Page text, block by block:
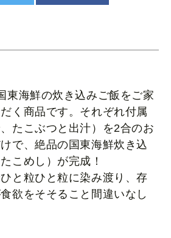
東海鮮の炊き込みご飯をご家
く商品です。それぞれ付属
たこぶつと出汁）を2合のお
で、絶品の国東海鮮炊き込
こめし）が完成！
と粒ひと粒に染み渡り、存
欲をそそること間違いなし